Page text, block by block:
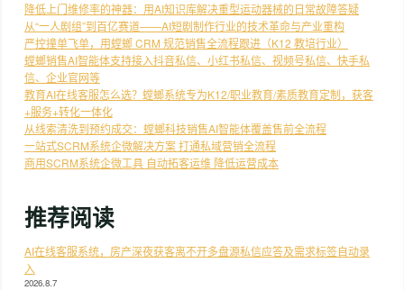
降低上门维修率的神器：用AI知识库解决重型运动器械的日常故障答疑
从“一人剧组”到百亿赛道——AI短剧制作行业的技术革命与产业重构
严控撞单飞单，用螳螂 CRM 规范销售全流程跟进（K12 教培行业）
螳螂销售AI智能体支持接入抖音私信、小红书私信、视频号私信、快手私
信、企业官网等
教育AI在线客服怎么选？螳螂系统专为K12/职业教育/素质教育定制，获客
+服务+转化一体化
从线索清洗到预约成交：螳螂科技销售AI智能体覆盖售前全流程
一站式SCRM系统企微解决方案 打通私域营销全流程
商用SCRM系统企微工具 自动拓客运维 降低运营成本
推荐阅读
AI在线客服系统，房产深夜获客离不开多盘源私信应答及需求标签自动录
入
2026.8.7